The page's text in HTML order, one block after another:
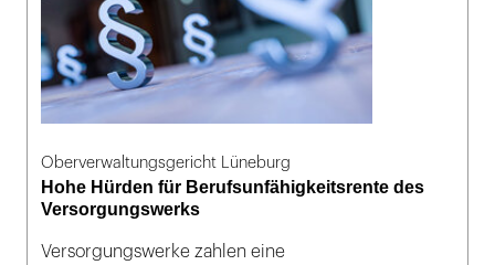
Oberverwaltungsgericht Lüneburg
Hohe Hürden für Berufsunfähigkeitsrente des
Versorgungswerks
Versorgungswerke zahlen eine